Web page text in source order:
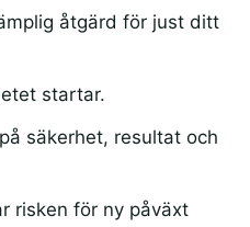
åtgärd för just ditt
startar.
säkerhet, resultat och
risken för ny påväxt